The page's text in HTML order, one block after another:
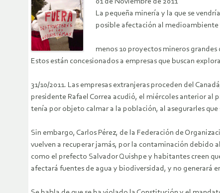
La pequeña minería y la que se
posible afectación al medioambiente
menos 10 proyectos mineros
Estos están concesionados a empresas que buscan
31/10/2011. Las empresas extranjeras proceden del
presidente Rafael Correa acudió, el miércoles anterior al
tenía por objeto calmar a la población, al asegurarles
Sin embargo, Carlos Pérez, de la Federación de
vuelven a recuperar jamás, por la contaminación debido
como el prefecto Salvador Quishpe y habitantes creen
afectará fuentes de agua y biodiversidad, y no generará